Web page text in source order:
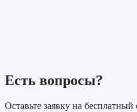
Есть вопросы?
Оставьте заявку на